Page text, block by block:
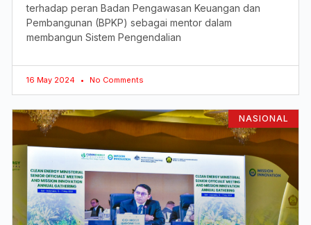
terhadap peran Badan Pengawasan Keuangan dan
Pembangunan (BPKP) sebagai mentor dalam
membangun Sistem Pengendalian
16 May 2024 No Comments
NASIONAL